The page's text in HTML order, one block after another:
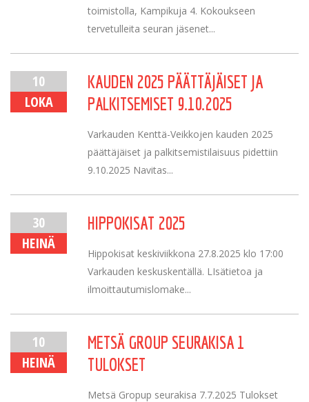
toimistolla, Kampikuja 4. Kokoukseen
tervetulleita seuran jäsenet...
10
LOKA
KAUDEN 2025 PÄÄTTÄJÄISET JA
PALKITSEMISET 9.10.2025
Varkauden Kenttä-Veikkojen kauden 2025
päättäjäiset ja palkitsemistilaisuus pidettiin
9.10.2025 Navitas...
30
HEINÄ
HIPPOKISAT 2025
Hippokisat keskiviikkona 27.8.2025 klo 17:00
Varkauden keskuskentällä. LIsätietoa ja
ilmoittautumislomake...
10
HEINÄ
METSÄ GROUP SEURAKISA 1
TULOKSET
Metsä Gropup seurakisa 7.7.2025 Tulokset